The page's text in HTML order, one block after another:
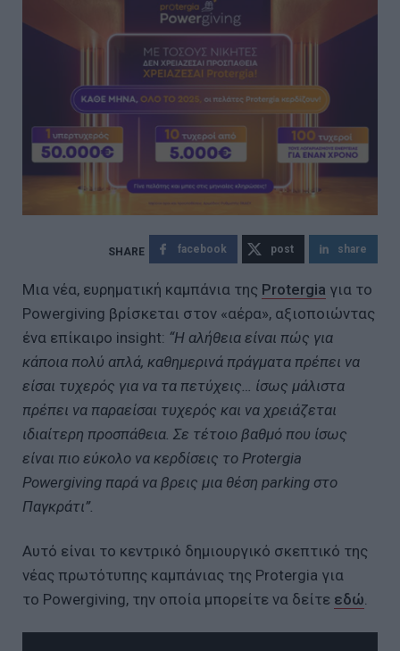
facebook post share
Μια νέα, ευρηματική καμπάνια της Protergia για το
Powergiving βρίσκεται στον «αέρα», αξιοποιώντας
ένα επίκαιρο insight: “Η αλήθεια είναι πώς για
κάποια πολύ απλά, καθημερινά πράγματα πρέπει να
είσαι τυχερός για να τα πετύχεις… ίσως μάλιστα
πρέπει να παραείσαι τυχερός και να χρειάζεται
ιδιαίτερη προσπάθεια. Σε τέτοιο βαθμό που ίσως
είναι πιο εύκολο να κερδίσεις το Protergia
Powergiving παρά να βρεις μια θέση parking στο
Παγκράτι”.
Αυτό είναι το κεντρικό δημιουργικό σκεπτικό της
νέας πρωτότυπης καμπάνιας της Protergia για
το Powergiving, την οποία μπορείτε να δείτε εδώ